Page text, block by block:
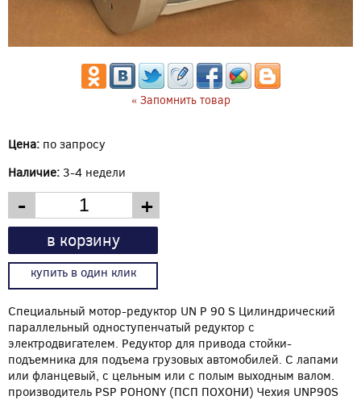
« Запомнить товар
Цена: по запросу
Наличие: 3-4 недели
- +
в корзину
купить в один клик
Специальный мотор-редуктор UN P 90 S Цилиндрический
параллельный одноступенчатый редуктор с
электродвигателем. Редуктор для привода стойки-
подъемника для подъема грузовых автомобилей. С лапами
или фланцевый, с цельным или с полым выходным валом.
производитель PSP POHONY (ПСП ПОХОНИ) Чехия UNP90S